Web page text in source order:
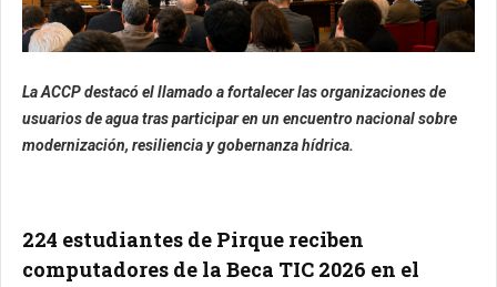
La ACCP destacó el llamado a fortalecer las organizaciones de
usuarios de agua tras participar en un encuentro nacional sobre
modernización, resiliencia y gobernanza hídrica.
224 estudiantes de Pirque reciben
computadores de la Beca TIC 2026 en el